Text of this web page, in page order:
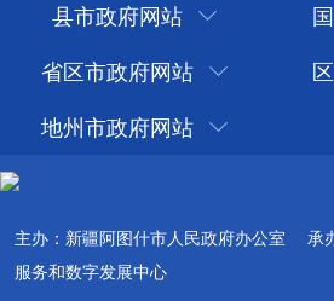
县市政府网站
省区市政府网站
地州市政府网站
主办：新疆阿图什市人民政府办公室
承
服务和数字发展中心